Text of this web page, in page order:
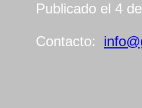
Publicado el 4
Contacto: